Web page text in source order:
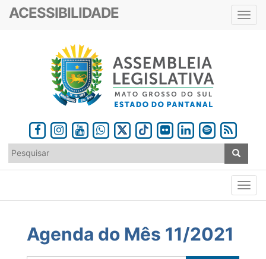
ACESSIBILIDADE
Agenda do Mês 11/2021